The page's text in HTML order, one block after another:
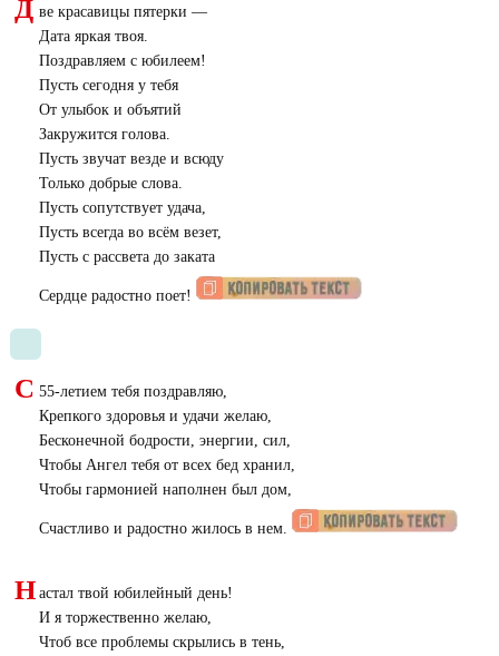
Д ве красавицы пятерки —
Дата яркая твоя.
Поздравляем с юбилеем!
Пусть сегодня у тебя
От улыбок и объятий
Закружится голова.
Пусть звучат везде и всюду
Только добрые слова.
Пусть сопутствует удача,
Пусть всегда во всём везет,
Пусть с рассвета до заката
Сердце радостно поет!
С 55-летием тебя поздравляю,
Крепкого здоровья и удачи желаю,
Бесконечной бодрости, энергии, сил,
Чтобы Ангел тебя от всех бед хранил,
Чтобы гармонией наполнен был дом,
Счастливо и радостно жилось в нем.
Н астал твой юбилейный день!
И я торжественно желаю,
Чтоб все проблемы скрылись в тень,